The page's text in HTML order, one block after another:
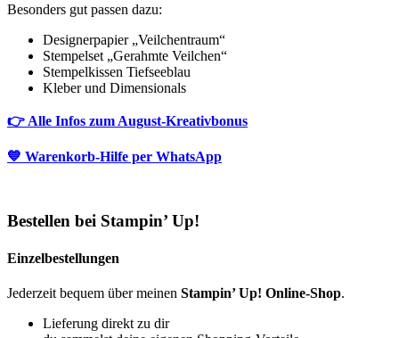
Besonders gut passen dazu:
Designerpapier „Veilchentraum“
Stempelset „Gerahmte Veilchen“
Stempelkissen Tiefseeblau
Kleber und Dimensionals
👉 Alle Infos zum August-Kreativbonus
💙 Warenkorb-Hilfe per WhatsApp
Bestellen bei Stampin’ Up!
Einzelbestellungen
Jederzeit bequem über meinen Stampin’ Up! Online-Shop.
Lieferung direkt zu dir